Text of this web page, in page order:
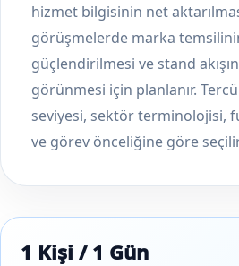
hizmet bilgisinin net
görüşmelerde marka
güçlendirilmesi ve stand
görünmesi için planlanır.
seviyesi, sektör terminolojisi,
ve görev önceliğine göre
1 Kişi / 1 Gün